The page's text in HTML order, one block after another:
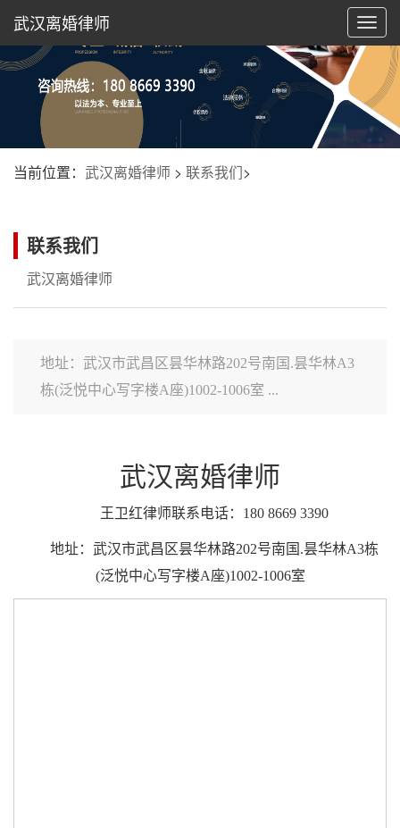
切
换
航
武汉离婚律师
当前位置： 武汉离婚律师 > 联系我们>
联系我们
武汉离婚律师
地址：武汉市武昌区昙华林路202号南国.昙华林A3
栋(泛悦中心写字楼A座)1002-1006室 ...
武汉离婚律师
王卫红律师联系电话：180 8669 3390
地址：武汉市武昌区昙华林路202号南国.昙华林A3栋
(泛悦中心写字楼A座)1002-1006室